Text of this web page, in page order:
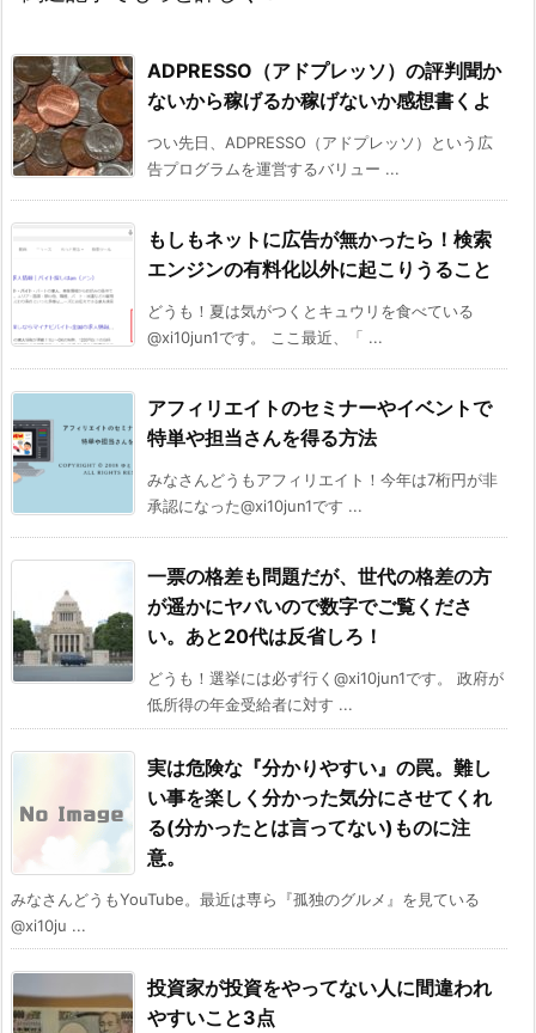
ADPRESSO（アドプレッソ）の評判聞か
ないから稼げるか稼げないか感想書くよ
つい先日、ADPRESSO（アドプレッソ）という広
告プログラムを運営するバリュー ...
もしもネットに広告が無かったら！検索
エンジンの有料化以外に起こりうること
どうも！夏は気がつくとキュウリを食べている
@xi10jun1です。 ここ最近、「 ...
アフィリエイトのセミナーやイベントで
特単や担当さんを得る方法
みなさんどうもアフィリエイト！今年は7桁円が非
承認になった@xi10jun1です ...
一票の格差も問題だが、世代の格差の方
が遥かにヤバいので数字でご覧くださ
い。あと20代は反省しろ！
どうも！選挙には必ず行く@xi10jun1です。 政府が
低所得の年金受給者に対す ...
実は危険な『分かりやすい』の罠。難し
い事を楽しく分かった気分にさせてくれ
る(分かったとは言ってない)ものに注
意。
みなさんどうもYouTube。最近は専ら『孤独のグルメ』を見ている
@xi10ju ...
投資家が投資をやってない人に間違われ
やすいこと3点